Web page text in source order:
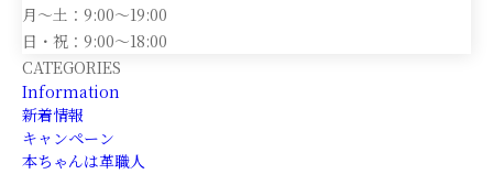
月～土：9:00～19:00
日・祝：9:00～18:00
CATEGORIES
Information
新着情報
キャンペーン
本ちゃんは革職人